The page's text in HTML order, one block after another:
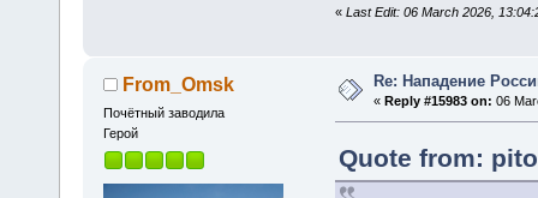
« Last Edit: 06 March 2026,
From_Omsk
Почётный заводила
Герой
Re: Нападение
«Reply #15983 on: 06
Quote from: